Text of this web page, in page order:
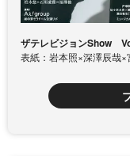
ザテレビジョンShow
表紙：岩本照×深澤辰哉×